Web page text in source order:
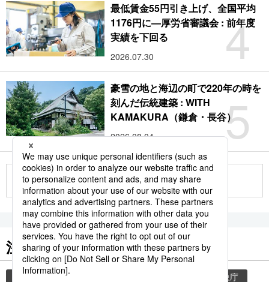
4
最低賃金55円引き上げ、全国平均
1176円に―厚労省審議会 : 前年度
実績を下回る
2026.07.30
5
豪雪の地と海辺の町で220年の時を
刻んだ伝統建築 : WITH
KAMAKURA（鎌倉・長谷）
2026.08.04
もっと見る
注目のキーワード
共同通信ニュース 気象庁